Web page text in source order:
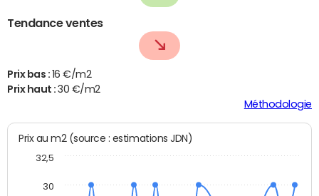
Tendance ventes
Prix bas : 16 €/m2
Prix haut :30 €/m2
Méthodologie
Prix au m2 (source : estimations JDN)
30
32,5